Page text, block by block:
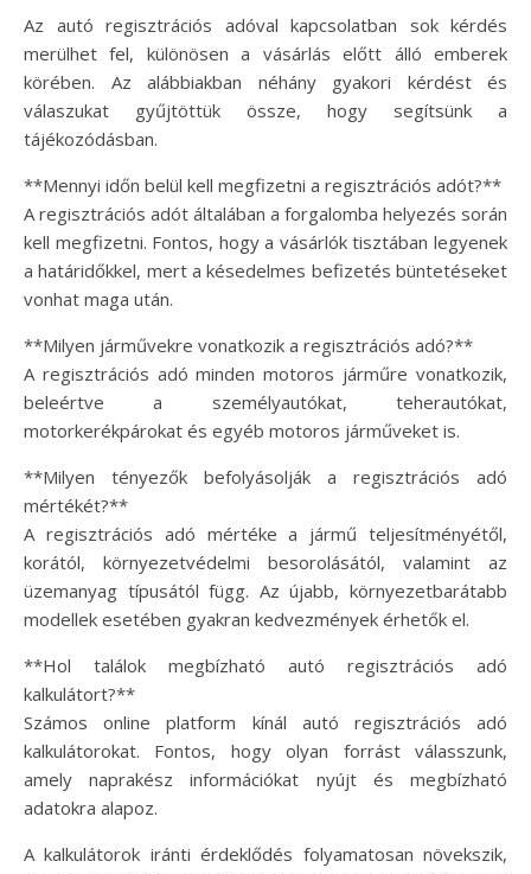
Az autó regisztrációs adóval kapcsolatban sok kérdés
merülhet fel, különösen a vásárlás előtt álló emberek
körében. Az alábbiakban néhány gyakori kérdést és
válaszukat gyűjtöttük össze, hogy segítsünk a
tájékozódásban.
**Mennyi időn belül kell megfizetni a regisztrációs adót?**
A regisztrációs adót általában a forgalomba helyezés során
kell megfizetni. Fontos, hogy a vásárlók tisztában legyenek
a határidőkkel, mert a késedelmes befizetés büntetéseket
vonhat maga után.
**Milyen járművekre vonatkozik a regisztrációs adó?**
A regisztrációs adó minden motoros járműre vonatkozik,
beleértve a személyautókat, teherautókat,
motorkerékpárokat és egyéb motoros járműveket is.
**Milyen tényezők befolyásolják a regisztrációs adó
mértékét?**
A regisztrációs adó mértéke a jármű teljesítményétől,
korától, környezetvédelmi besorolásától, valamint az
üzemanyag típusától függ. Az újabb, környezetbarátabb
modellek esetében gyakran kedvezmények érhetők el.
**Hol találok megbízható autó regisztrációs adó
kalkulátort?**
Számos online platform kínál autó regisztrációs adó
kalkulátorokat. Fontos, hogy olyan forrást válasszunk,
amely naprakész információkat nyújt és megbízható
adatokra alapoz.
A kalkulátorok iránti érdeklődés folyamatosan növekszik,